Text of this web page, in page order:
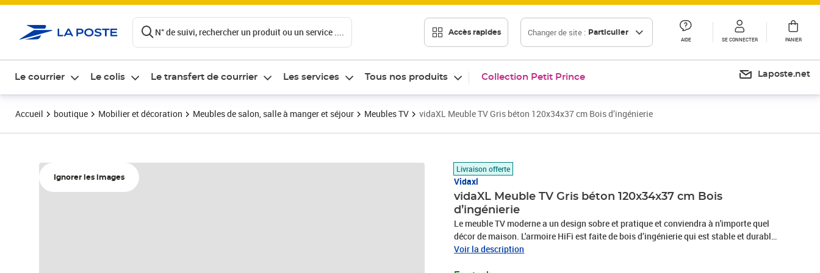
N° de suivi, rechercher un produit ou un service .... Accès rapides Changer de site : Particulier
AIDE SE CONNECTER PANIER
Le courrier Le colis Le transfert de courrier Les services Tous nos produits Collection Petit Prince Laposte.net
Accueil boutique Mobilier et décoration Meubles de salon, salle à manger et séjour Meubles TV vidaXL Meuble TV Gris béton 120x34x37 cm Bois d’ingénierie
Ignorer les images
Livraison offerte
Vidaxl
vidaXL Meuble TV Gris béton 120x34x37 cm Bois
d’ingénierie
Le meuble TV moderne a un design sobre et pratique et conviendra à n'importe quel
décor de maison. L'armoire HiFi est faite de bois d’ingénierie qui est stable et durable.
Elle dispose d'un grand espace de stockage pour organiser proprement vos lecteurs
Voir la description
Prix 69,89€